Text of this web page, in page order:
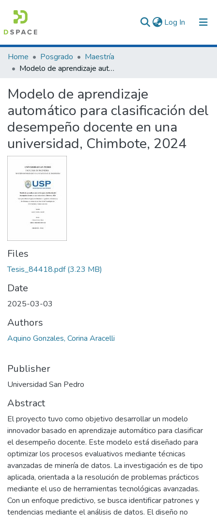
Log In (current)
Communities & Collections
All of DSpace
Statistics
Home Posgrado
Maestría
Modelo de aprendizaje automático para clasificación del desempeño docente en una universidad, Chimbote, 2024
Modelo de aprendizaje
automático para clasificación del
desempeño docente en una
universidad, Chimbote, 2024
Files
Tesis_84418.pdf(3.23 MB)
Date
2025-03-03
Authors
Aquino Gonzales, Corina Aracelli
Publisher
Universidad San Pedro
Abstract
El proyecto tuvo como objetivo desarrollar un modelo
innovador basado en aprendizaje automático para clasificar
el desempeño docente. Este modelo está diseñado para
optimizar los procesos evaluativos mediante técnicas
avanzadas de minería de datos. La investigación es de tipo
aplicada, orientada a la resolución de problemas prácticos
mediante el uso de herramientas tecnológicas avanzadas.
Con un enfoque predictivo, se busca identificar patrones y
tendencias mediante el análisis de datos. El diseño no